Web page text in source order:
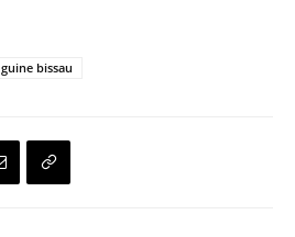
guine bissau